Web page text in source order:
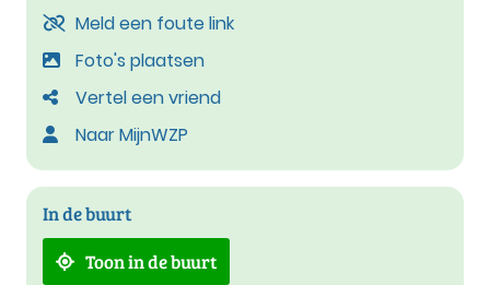
Meld een foute link
Foto's plaatsen
Vertel een vriend
Naar MijnWZP
In de buurt
Toon in de buurt